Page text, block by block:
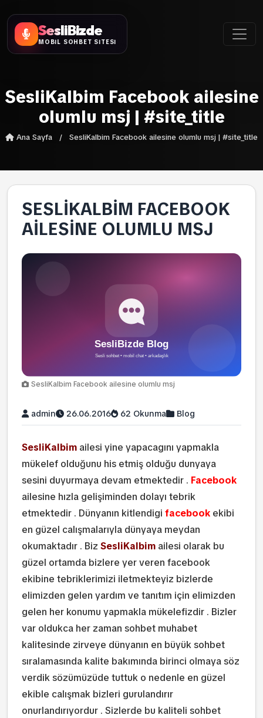
SesliBizde
MOBİL SOHBET SİTESİ
SesliKalbim Facebook ailesine
olumlu msj | #site_title
Ana Sayfa / SesliKalbim Facebook ailesine olumlu msj | #site_title
SESLIKALBIM FACEBOOK
AILESINE OLUMLU MSJ
SesliKalbim Facebook ailesine olumlu msj
admin 26.06.2016 62 Okunma Blog
SesliKalbim ailesi yine yapacagını yapmakla
mükelef olduğunu his etmiş olduğu dunyaya
sesini duyurmaya devam etmektedir . Facebook
ailesine hızla gelişiminden dolayı tebrik
etmektedir . Dünyanın kitlendigi facebook ekibi
en güzel calışmalarıyla dünyaya meydan
okumaktadır . Biz SesliKalbim ailesi olarak bu
güzel ortamda bizlere yer veren facebook
ekibine tebriklerimizi iletmekteyiz bizlerde
elimizden gelen yardım ve tanıtım için elimizden
gelen her konumu yapmakla mükelefizdir . Bizler
var oldukca her zaman sohbet muhabet
kalitesinde zirveye dünyanın en büyük sohbet
sıralamasında kalite bakımında birinci olmaya söz
verdik sözümüzüde tuttuk o nedenle en güzel
ekible calışmak bizleri gurulandırır
onurlandırıyordur . Sizlerde bu kaliteli sohbet